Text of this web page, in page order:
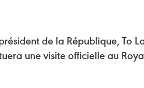
de la République, To
une visite officielle au